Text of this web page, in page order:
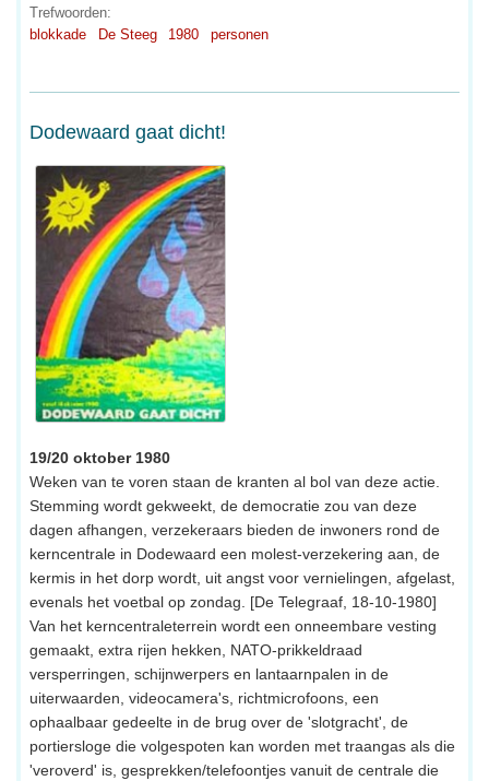
Trefwoorden:
blokkade
De Steeg 1980 personen
Dodewaard gaat dicht!
19/20 oktober 1980
Weken van te voren staan de kranten al bol van deze actie.
Stemming wordt gekweekt, de democratie zou van deze
dagen afhangen, verzekeraars bieden de inwoners rond de
kerncentrale in Dodewaard een molest-verzekering aan, de
kermis in het dorp wordt, uit angst voor vernielingen, afgelast,
evenals het voetbal op zondag. [De Telegraaf, 18-10-1980]
Van het kerncentraleterrein wordt een onneembare vesting
gemaakt, extra rijen hekken, NATO-prikkeldraad
versperringen, schijnwerpers en lantaarnpalen in de
uiterwaarden, videocamera's, richtmicrofoons, een
ophaalbaar gedeelte in de brug over de 'slotgracht', de
portiersloge die volgespoten kan worden met traangas als die
'veroverd' is, gesprekken/telefoontjes vanuit de centrale die